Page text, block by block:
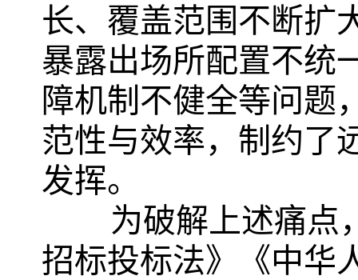
长、覆盖范围不断扩
暴露出场所配置不统
障机制不健全等问题
范性与效率，制约了
发挥。
为破解上述痛点
招标投标法》《中华